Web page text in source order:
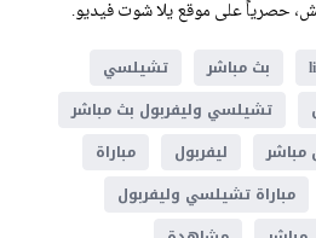
بث مباشر
تشيلسي
تشيلسي وليفربول بث مباشر
مباشر
ليفربول
مباراة
مباراة تشيلسي وليفربول